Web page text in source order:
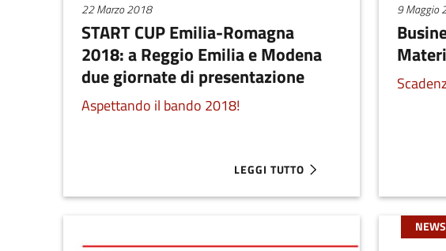
22 Marzo 2018
START CUP Emilia-Romagna
2018: a Reggio Emilia e Modena
due giornate di presentazione
Aspettando il bando 2018!
LEGGI TUTTO
ABOUT START CUP EMILIA-ROMAGNA
9 Maggio
NEWS